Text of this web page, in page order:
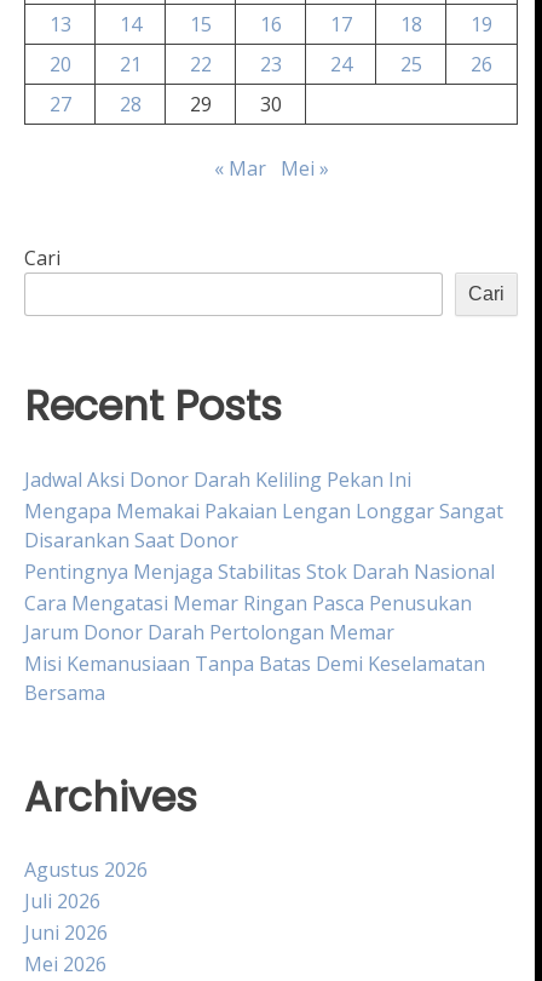
13
14 15 16 17 18
19
20
21 22 23 24 25
26
27
28 29 30
« Mar Mei »
Cari
Cari
Recent Posts
Jadwal Aksi Donor Darah Keliling Pekan Ini
Mengapa Memakai Pakaian Lengan Longgar Sangat
Disarankan Saat Donor
Pentingnya Menjaga Stabilitas Stok Darah Nasional
Cara Mengatasi Memar Ringan Pasca Penusukan
Jarum Donor Darah Pertolongan Memar
Misi Kemanusiaan Tanpa Batas Demi Keselamatan
Bersama
Archives
Agustus 2026
Juli 2026
Juni 2026
Mei 2026